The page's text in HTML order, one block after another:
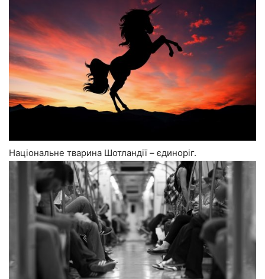
Національне тварина Шотландії – єдиноріг.